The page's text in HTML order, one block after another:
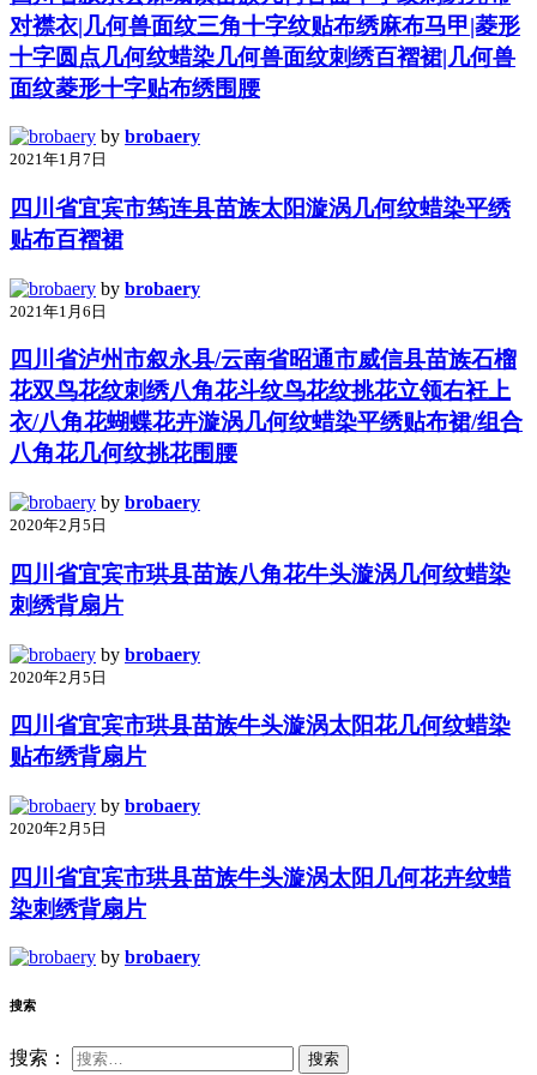
对襟衣|几何兽面纹三角十字纹贴布绣麻布马甲|菱形
十字圆点几何纹蜡染几何兽面纹刺绣百褶裙|几何兽
面纹菱形十字贴布绣围腰
by brobaery
2021年1月7日
四川省宜宾市筠连县苗族太阳漩涡几何纹蜡染平绣
贴布百褶裙
by brobaery
2021年1月6日
四川省泸州市叙永县/云南省昭通市威信县苗族石榴
花双鸟花纹刺绣八角花斗纹鸟花纹挑花立领右衽上
衣/八角花蝴蝶花卉漩涡几何纹蜡染平绣贴布裙/组合
八角花几何纹挑花围腰
by brobaery
2020年2月5日
四川省宜宾市珙县苗族八角花牛头漩涡几何纹蜡染
刺绣背扇片
by brobaery
2020年2月5日
四川省宜宾市珙县苗族牛头漩涡太阳花几何纹蜡染
贴布绣背扇片
by brobaery
2020年2月5日
四川省宜宾市珙县苗族牛头漩涡太阳几何花卉纹蜡
染刺绣背扇片
by brobaery
搜索
搜索：